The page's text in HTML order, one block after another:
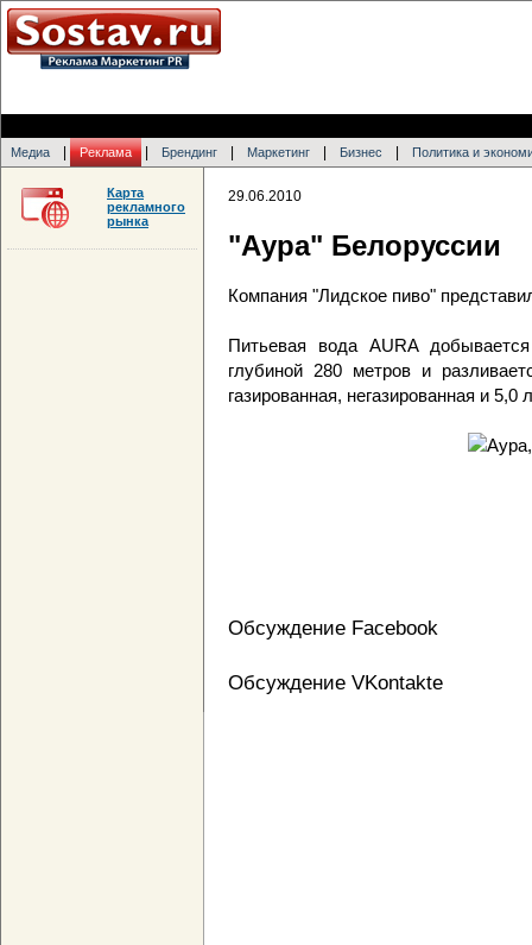
Медиа Реклама Брендинг Маркетинг Бизнес Политика и
29.06.2010
"Аура" Белоруссии
Компания "Лидское пиво"
Питьевая вода AURA
глубиной 280 метров и
газированная, негазированная и 5,0
Обсуждение Facebook
Обсуждение VKontakte
Карта
рекламного
рынка